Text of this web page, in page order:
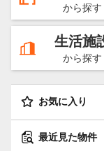
から探す
生活施
から探す
お気に入り
最近見た物件